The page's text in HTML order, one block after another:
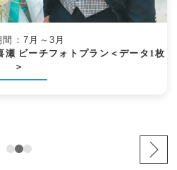
間：7月～3月
瀬 ビーチフォトプラン＜データ1枚
＞